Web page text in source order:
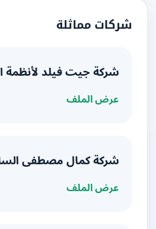
شركات مماثلة
شركة جيت فيلد لأنظمة
عرض الملف
شركة كمال مصطفى
عرض الملف